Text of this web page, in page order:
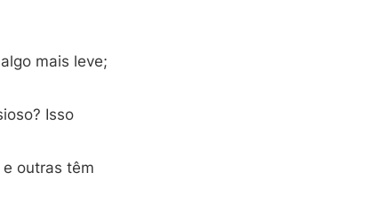
mais leve;
Isso
outras têm